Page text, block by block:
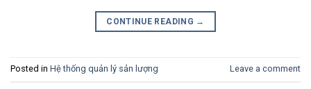
CONTINUE READING →
Posted in Hệ thống quản lý sản lượng Leave a comment